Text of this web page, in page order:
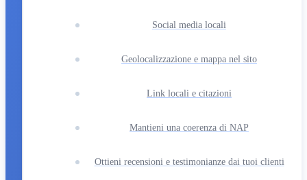
Social media locali
Geolocalizzazione e mappa nel sito
Link locali e citazioni
Mantieni una coerenza di NAP
Ottieni recensioni e testimonianze dai tuoi clienti